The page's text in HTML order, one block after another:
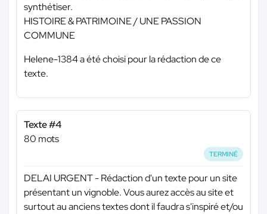
synthétiser.
HISTOIRE & PATRIMOINE / UNE PASSION
COMMUNE
Helene-1384 a été choisi pour la rédaction de ce
texte.
Texte #4
80 mots
TERMINÉ
DELAI URGENT - Rédaction d'un texte pour un site
présentant un vignoble. Vous aurez accès au site et
surtout au anciens textes dont il faudra s'inspiré et/ou